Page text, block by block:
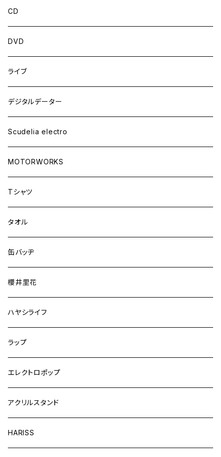
CD
DVD
ライブ
デジタルデーター
Scudelia electro
MOTORWORKS
Tシャツ
タオル
缶バッヂ
櫻井里花
ハヤシライフ
ラップ
エレクトロポップ
アクリルスタンド
HARISS